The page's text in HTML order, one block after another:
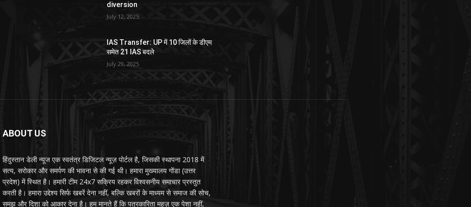
diversion
July 12, 2025
IAS Transfer: UP में 10 जिलों के डीएम
समेत 21 IAS बदले
July 29, 2025
ABOUT US
हिंदुस्तान डेली न्यूज एक स्वतंत्र डिजिटल न्यूज़ पोर्टल है, जिसकी स्थापना 2018 में
सत्य, सरोकार और समर्पण की भावना से की गई थी। हमारा मुख्यालय गोंडा (उत्तर
प्रदेश) में स्थित है। हमारी टीम 24x7 सक्रिय रहकर विश्वसनीय समाचार प्रस्तुत
करती है। हमारा उद्देश्य सिर्फ खबरें देना नहीं, बल्कि खबरों के माध्यम से समाज की सोच,
समझ और दिशा को आकार देना है। हम मानते हैं कि पत्रकारिता महज़ एक पेशा नहीं,